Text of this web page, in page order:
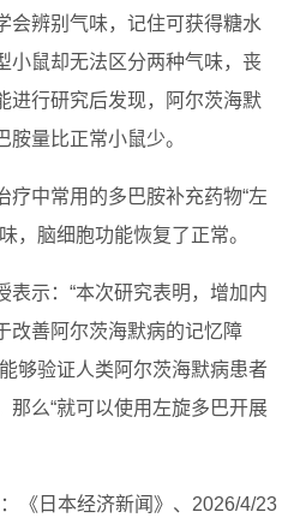
会辨别气味，记住可获得糖水
小鼠却无法区分两种气味，丧
进行研究后发现，阿尔茨海默
量比正常小鼠少。
疗中常用的多巴胺补充药物“左
，脑细胞功能恢复了正常。
表示：“本次研究表明，增加内
改善阿尔茨海默病的记忆障
够验证人类阿尔茨海默病患者
那么“就可以使用左旋多巴开展
《日本经济新闻》、2026/4/23